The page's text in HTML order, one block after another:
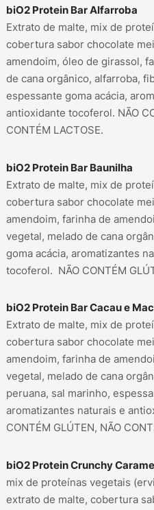
biO2 Protein Bar Alfarroba
Extrato de malte, mix de
cobertura sabor chocolate
amendoim, óleo de girassol,
de cana orgânico, alfarroba,
espessante goma acácia,
antioxidante tocoferol. NÃO
CONTÉM LACTOSE.
biO2 Protein Bar Baunilha
Extrato de malte, mix de
cobertura sabor chocolate
amendoim, farinha de
vegetal, melado de cana
goma acácia, aromatizantes
tocoferol. NÃO CONTÉM
biO2 Protein Bar Cacau e
Extrato de malte, mix de
cobertura sabor chocolate
amendoim, farinha de
vegetal, melado de cana
peruana, sal marinho,
aromatizantes naturais e
CONTÉM GLÚTEN, NÃO
biO2 Protein Crunchy
mix de proteínas vegetais
extrato de malte, cobertura